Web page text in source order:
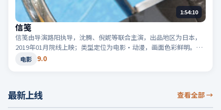
1:54:10
信笺
信笺由导演路阳执导，沈腾、倪妮等联合主演，出品地区为日本，
2019年01月院线上映；类型定位为电影·动漫，画面色彩鲜明。适
合检索「日本动漫」「2019高分电影」等相关关键词。
电影 9.0
最新上线 查看全部→